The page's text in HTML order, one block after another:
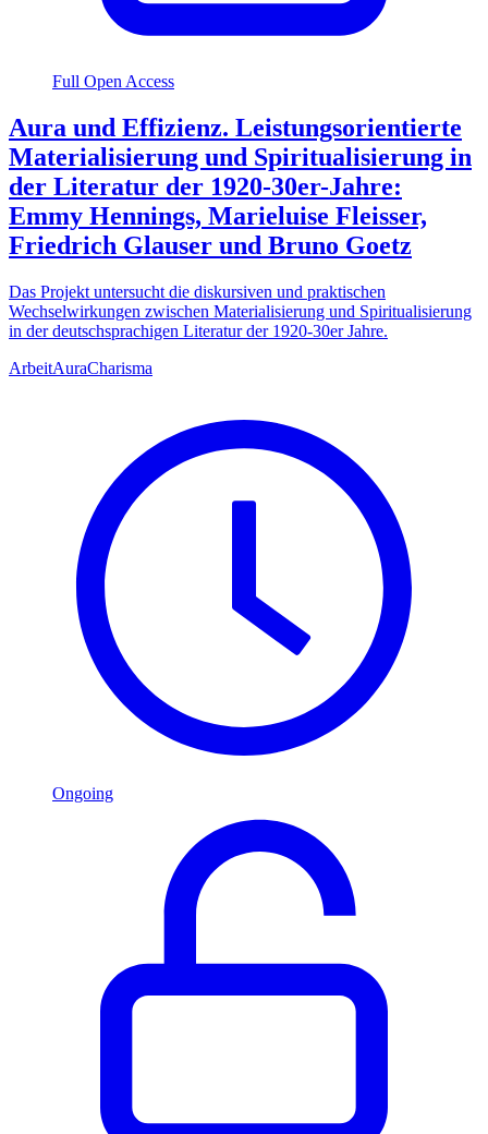
Full Open Access
Aura und Effizienz. Leistungsorientierte
Materialisierung und Spiritualisierung in
der Literatur der 1920-30er-Jahre:
Emmy Hennings, Marieluise Fleisser,
Friedrich Glauser und Bruno Goetz
Das Projekt untersucht die diskursiven und praktischen
Wechselwirkungen zwischen Materialisierung und Spiritualisierung
in der deutschsprachigen Literatur der 1920-30er Jahre.
ArbeitAuraCharisma
Ongoing